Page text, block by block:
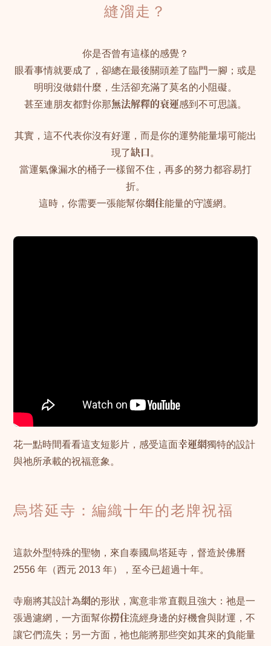
縫溜走？
你是否曾有這樣的感覺？
眼看事情就要成了，卻總在最後關頭差了臨門一腳；或是
明明沒做錯什麼，生活卻充滿了莫名的小阻礙。
甚至連朋友都對你那無法解釋的衰運感到不可思議。
其實，這不代表你沒有好運，而是你的運勢能量場可能出
現了缺口。
當運氣像漏水的桶子一樣留不住，再多的努力都容易打
折。
這時，你需要一張能幫你網住能量的守護網。
花一點時間看看這支短影片，感受這面幸運網獨特的設計
與祂所承載的祝福意象。
烏塔延寺：編織十年的老牌祝福
這款外型特殊的聖物，來自泰國烏塔延寺，督造於佛曆
2556 年（西元 2013 年），至今已超過十年。
寺廟將其設計為網的形狀，寓意非常直觀且強大：祂是一
張過濾網，一方面幫你撈住流經身邊的好機會與財運，不
讓它們流失；另一方面，祂也能將那些突如其來的負能量